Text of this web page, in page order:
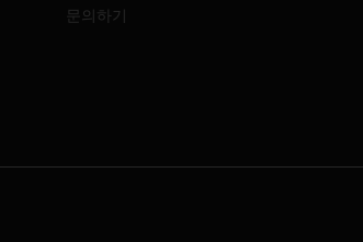
준비가
되어
문의하기